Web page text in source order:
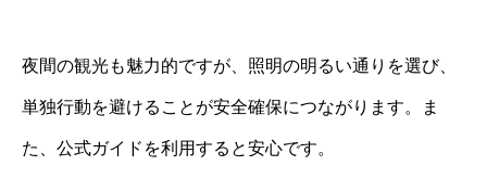
夜間の観光も魅力的ですが、照明の明るい通りを選び、
単独行動を避けることが安全確保につながります。ま
た、公式ガイドを利用すると安心です。